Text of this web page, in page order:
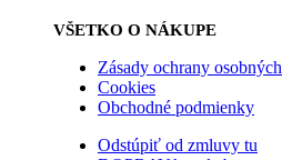
VŠETKO O NÁKUPE
Zásady ochrany
Cookies
Obchodné podmienky
Odstúpiť od zmluvy tu